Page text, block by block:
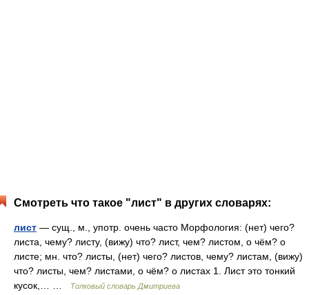
Смотреть что такое "лист" в других словарях:
лист — сущ., м., употр. очень часто Морфология: (нет) чего?
листа, чему? листу, (вижу) что? лист, чем? листом, о чём? о
листе; мн. что? листы, (нет) чего? листов, чему? листам, (вижу)
что? листы, чем? листами, о чём? о листах 1. Лист это тонкий
кусок,… …
Толковый словарь Дмитриева